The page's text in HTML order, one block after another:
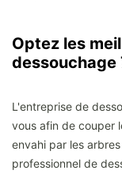
Optez les
dessouchage
L'entreprise de
vous afin de couper
envahi par les
professionnel de